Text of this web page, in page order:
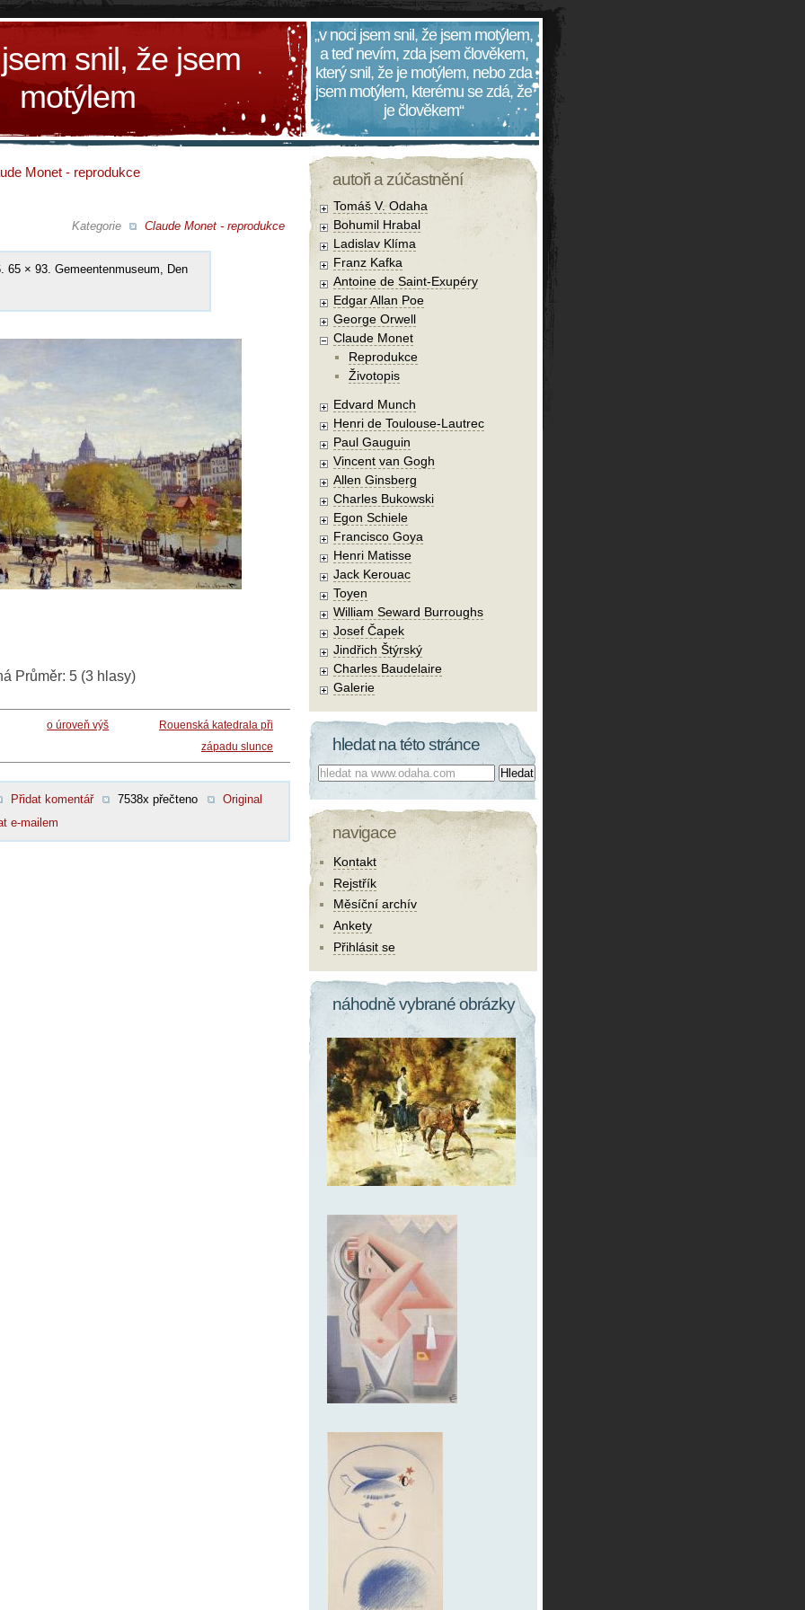
snil, že jsem
motýlem
„v noci jsem snil, že jsem motýlem,
a teď nevím, zda jsem člověkem,
který snil, že je motýlem, nebo zda
jsem motýlem, kterému se zdá, že
je člověkem“
Monet - reprodukce
Kategorie Claude Monet - reprodukce
65 × 93. Gemeentenmuseum, Den
Průměr: 5 (3 hlasy)
o úroveň výš
Rouenská katedrala při
západu slunce
Přidat komentář 7538x přečteno
Original
e-mailem
autoři a zúčastnění
Tomáš V. Odaha
Bohumil Hrabal
Ladislav Klíma
Franz Kafka
Antoine de Saint-Exupéry
Edgar Allan Poe
George Orwell
Claude Monet
Reprodukce
Životopis
Edvard Munch
Henri de Toulouse-Lautrec
Paul Gauguin
Vincent van Gogh
Allen Ginsberg
Charles Bukowski
Egon Schiele
Francisco Goya
Henri Matisse
Jack Kerouac
Toyen
William Seward Burroughs
Josef Čapek
Jindřich Štýrský
Charles Baudelaire
Galerie
hledat na této stránce
Co hledat:
navigace
Kontakt
Rejstřík
Měsíční archív
Ankety
Přihlásit se
náhodně vybrané obrázky